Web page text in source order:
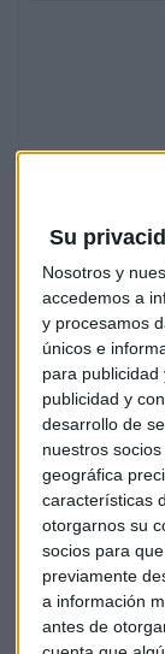
Su
Nosotros y
accedemos a
y procesamos
únicos e
para
publicidad y
desarrollo de
nuestros
geográfica
características
otorgarnos su
socios para
previamente
a información
antes de
Se cumple un
de 2017 el
Banco Popular
caída por el
que el
precio
sería aprobada
convertía al
en la primera
Resolución